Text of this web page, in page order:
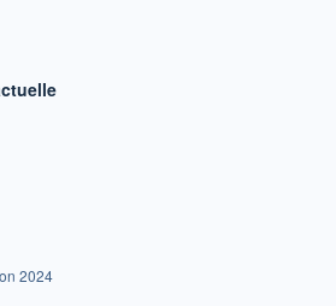
2024